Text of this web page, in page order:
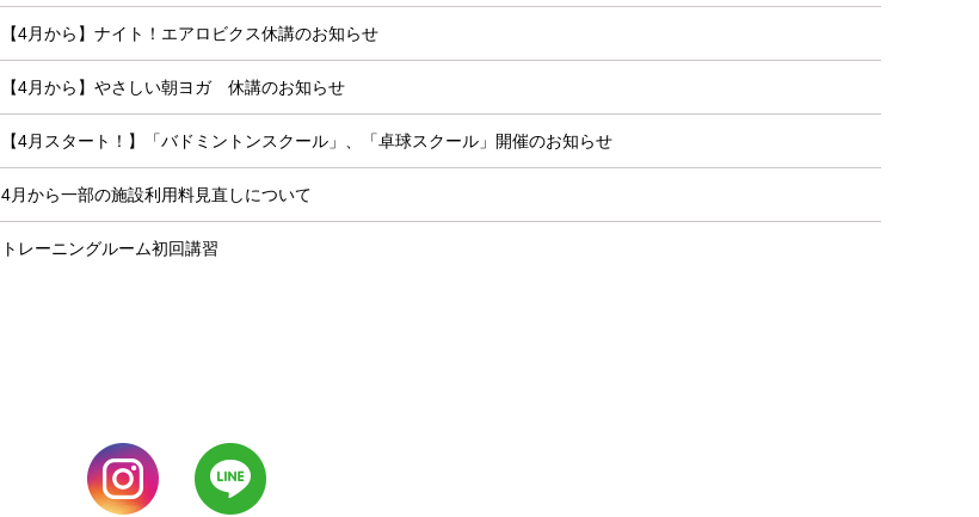
【4月から】ナイト！エアロビクス休講のお知らせ
【4月から】やさしい朝ヨガ 休講のお知らせ
【4月スタート！】「バドミントンスクール」、「卓球スクール」開催のお知らせ
4月から一部の施設利用料見直しについて
トレーニングルーム初回講習